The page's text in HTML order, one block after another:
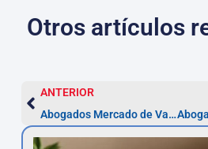
Otros artículos
ANTERIOR
Abogados Mercado de Valores en Toledo